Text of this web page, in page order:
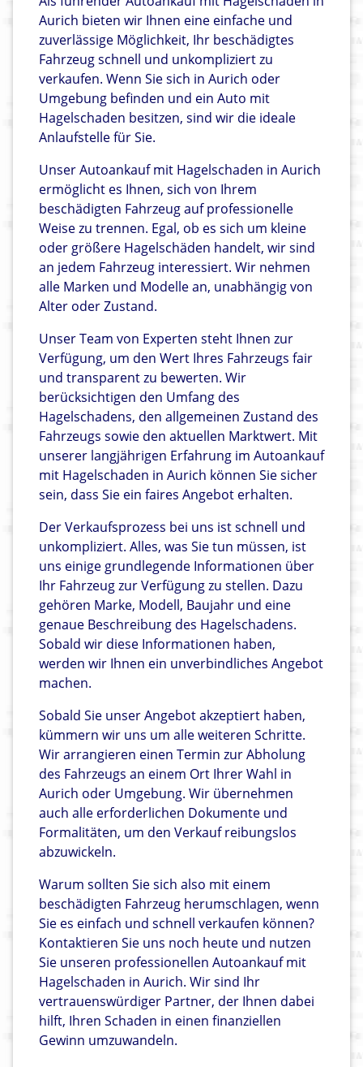
Aurich bieten wir Ihnen eine einfache und
zuverlässige Möglichkeit, Ihr beschädigtes
Fahrzeug schnell und unkompliziert zu
verkaufen. Wenn Sie sich in Aurich oder
Umgebung befinden und ein Auto mit
Hagelschaden besitzen, sind wir die ideale
Anlaufstelle für Sie.
Unser Autoankauf mit Hagelschaden in Aurich
ermöglicht es Ihnen, sich von Ihrem
beschädigten Fahrzeug auf professionelle
Weise zu trennen. Egal, ob es sich um kleine
oder größere Hagelschäden handelt, wir sind
an jedem Fahrzeug interessiert. Wir nehmen
alle Marken und Modelle an, unabhängig von
Alter oder Zustand.
Unser Team von Experten steht Ihnen zur
Verfügung, um den Wert Ihres Fahrzeugs fair
und transparent zu bewerten. Wir
berücksichtigen den Umfang des
Hagelschadens, den allgemeinen Zustand des
Fahrzeugs sowie den aktuellen Marktwert. Mit
unserer langjährigen Erfahrung im Autoankauf
mit Hagelschaden in Aurich können Sie sicher
sein, dass Sie ein faires Angebot erhalten.
Der Verkaufsprozess bei uns ist schnell und
unkompliziert. Alles, was Sie tun müssen, ist
uns einige grundlegende Informationen über
Ihr Fahrzeug zur Verfügung zu stellen. Dazu
gehören Marke, Modell, Baujahr und eine
genaue Beschreibung des Hagelschadens.
Sobald wir diese Informationen haben,
werden wir Ihnen ein unverbindliches Angebot
machen.
Sobald Sie unser Angebot akzeptiert haben,
kümmern wir uns um alle weiteren Schritte.
Wir arrangieren einen Termin zur Abholung
des Fahrzeugs an einem Ort Ihrer Wahl in
Aurich oder Umgebung. Wir übernehmen
auch alle erforderlichen Dokumente und
Formalitäten, um den Verkauf reibungslos
abzuwickeln.
Warum sollten Sie sich also mit einem
beschädigten Fahrzeug herumschlagen, wenn
Sie es einfach und schnell verkaufen können?
Kontaktieren Sie uns noch heute und nutzen
Sie unseren professionellen Autoankauf mit
Hagelschaden in Aurich. Wir sind Ihr
vertrauenswürdiger Partner, der Ihnen dabei
hilft, Ihren Schaden in einen finanziellen
Gewinn umzuwandeln.